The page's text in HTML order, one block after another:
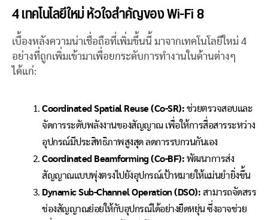
4 เทคโนโลยีใหม่ หัวใจสำคัญของ Wi-Fi 8
เบื้องหลังความน่าเชื่อถือที่เพิ่มขึ้นนี้ มาจากเทคโนโลยีใหม่ 4
อย่างที่ถูกเพิ่มเข้ามาเพื่อยกระดับการทำงานในด้านต่างๆ
ได้แก่:
Coordinated Spatial Reuse (Co-SR): ช่วยตรวจสอบและ
จัดการระดับพลังงานของสัญญาณ เพื่อให้การสื่อสารระหว่าง
อุปกรณ์มีประสิทธิภาพสูงสุด ลดการรบกวนกันเอง
Coordinated Beamforming (Co-BF): พัฒนาการส่ง
สัญญาณแบบพุ่งตรงไปยังอุปกรณ์เป้าหมายให้แม่นยำยิ่งขึ้น
Dynamic Sub-Channel Operation (DSO): สามารถจัดสรร
ช่องสัญญาณย่อยให้กับอุปกรณ์ได้อย่างยืดหยุ่น ซึ่งอาจช่วย